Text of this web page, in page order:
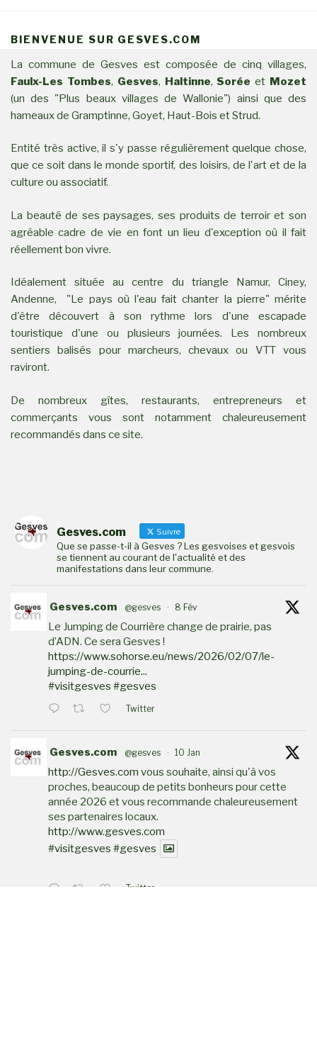
BIENVENUE SUR GESVES.COM
La commune de Gesves est composée de cinq villages,
Faulx-Les Tombes, Gesves, Haltinne, Sorée et Mozet
(un des "Plus beaux villages de Wallonie") ainsi que des
hameaux de Gramptinne, Goyet, Haut-Bois et Strud.
Entité très active, il s'y passe régulièrement quelque chose,
que ce soit dans le monde sportif, des loisirs, de l'art et de la
culture ou associatif.
La beauté de ses paysages, ses produits de terroir et son
agréable cadre de vie en font un lieu d'exception où il fait
réellement bon vivre.
Idéalement située au centre du triangle Namur, Ciney,
Andenne, "Le pays où l'eau fait chanter la pierre" mérite
d'être découvert à son rythme lors d'une escapade
touristique d'une ou plusieurs journées. Les nombreux
sentiers balisés pour marcheurs, chevaux ou VTT vous
raviront.
De nombreux gîtes, restaurants, entrepreneurs et
commerçants vous sont notamment chaleureusement
recommandés dans ce site.
Gesves.com Suivre
Que se passe-t-il à Gesves ? Les gesvoises et gesvois
se tiennent au courant de l'actualité et des
manifestations dans leur commune.
Gesves.com @gesves · 8 Fév
Le Jumping de Courrière change de prairie, pas
d’ADN. Ce sera Gesves !
https://www.sohorse.eu/news/2026/02/07/le-
jumping-de-courrie...
#visitgesves #gesves
Twitter
Gesves.com @gesves · 10 Jan
http://Gesves.com vous souhaite, ainsi qu'à vos
proches, beaucoup de petits bonheurs pour cette
année 2026 et vous recommande chaleureusement
ses partenaires locaux.
http://www.gesves.com
#visitgesves #gesves
Twitter